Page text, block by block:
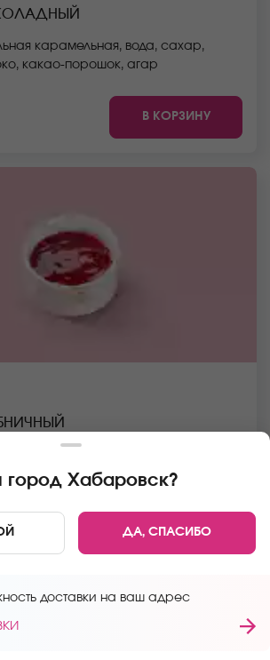
карамельная, вода, сахар,
какао-порошок, агар
В КОРЗИНУ
город Хабаровск?
ДА, СПАСИБО
доставки на ваш адрес